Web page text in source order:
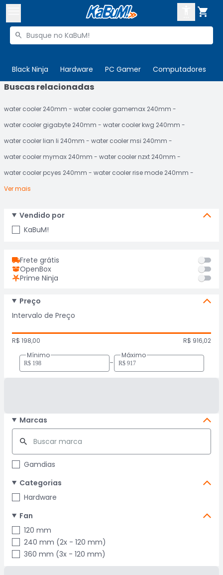

Buscar produtos

Black Ninja Hardware PC Gamer Computadores

 Departamentos
Cupons
 Mais Vendidos
ENTRE
CADASTRE-SE
Buscas relacionadas
water cooler 240mm
water cooler gamemax 240mm
water cooler gigabyte 240mm
water cooler kwg 240mm
water cooler lian li 240mm
water cooler msi 240mm
water cooler mymax 240mm
water cooler nzxt 240mm
water cooler pcyes 240mm
water cooler rise mode 240mm
Ver mais
Vendido por
KaBuM!
Frete grátis
OpenBox
Prime Ninja
Preço
Intervalo de Preço
R$ 198,00
R$ 916,02
Mínimo
-
Máximo
Marcas
Gamdias
Categorias
Hardware
Fan
120 mm
240 mm (2x - 120 mm)
360 mm (3x - 120 mm)